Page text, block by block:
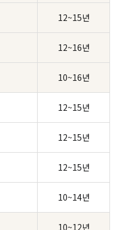
12~15년
12~16년
10~16년
12~15년
12~15년
12~15년
10~14년
10~12년